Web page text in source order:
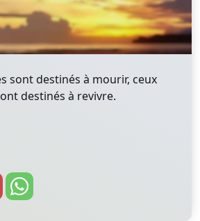
sont destinés à mourir, ceux
destinés à revivre.